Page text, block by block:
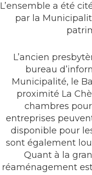
L’ensemble a été
par la
L’ancien
bureau
Municipalité, le
proximité La
chambres
entreprises
disponible pour
sont également
Quant à la
réaménagement